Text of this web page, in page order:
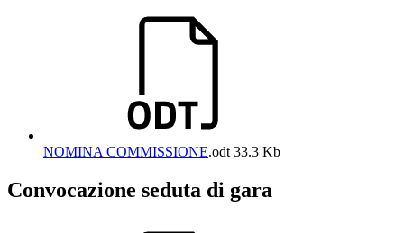
NOMINA COMMISSIONE.odt 33.3 Kb
Convocazione seduta di gara